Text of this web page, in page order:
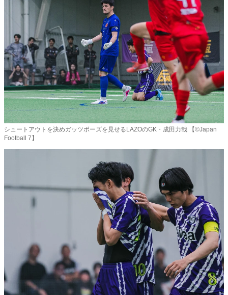
シュートアウトを決めガッツポーズを見せるLAZOのGK・成田力哉 【©️Japan
Football 7】